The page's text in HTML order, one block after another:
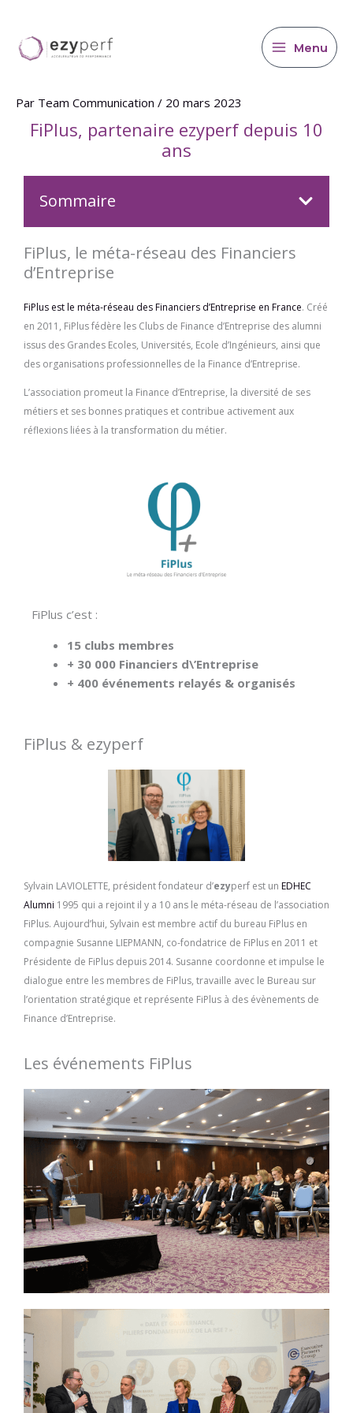
contenu
Menu
Par Team Communication / 20 mars 2023
FiPlus, partenaire ezyperf depuis 10
ans
Sommaire
FiPlus, le méta-réseau des Financiers
d’Entreprise
FiPlus est le méta-réseau des Financiers d’Entreprise en France. Créé
en 2011, FiPlus fédère les Clubs de Finance d’Entreprise des alumni
issus des Grandes Ecoles, Universités, Ecole d’Ingénieurs, ainsi que
des organisations professionnelles de la Finance d’Entreprise.
L’association promeut la Finance d’Entreprise, la diversité de ses
métiers et ses bonnes pratiques et contribue activement aux
réflexions liées à la transformation du métier.
FiPlus c’est :
15 clubs membres
+ 30 000 Financiers d\’Entreprise
+ 400 événements relayés & organisés
FiPlus & ezyperf
Sylvain LAVIOLETTE, président fondateur d’ezyperf est un EDHEC
Alumni 1995 qui a rejoint il y a 10 ans le méta-réseau de l’association
FiPlus. Aujourd’hui, Sylvain est membre actif du bureau FiPlus en
compagnie Susanne LIEPMANN, co-fondatrice de FiPlus en 2011 et
Présidente de FiPlus depuis 2014. Susanne coordonne et impulse le
dialogue entre les membres de FiPlus, travaille avec le Bureau sur
l’orientation stratégique et représente FiPlus à des évènements de
Finance d’Entreprise.
Les événements FiPlus